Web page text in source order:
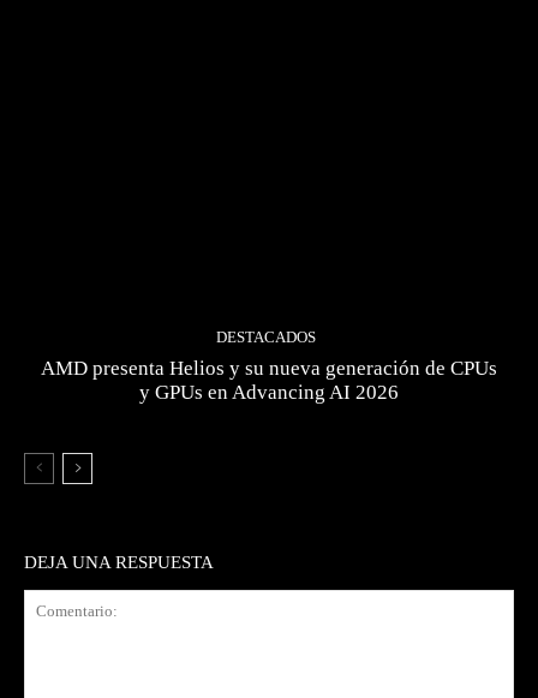
DESTACADOS
AMD presenta Helios y su nueva generación de CPUs
y GPUs en Advancing AI 2026
DEJA UNA RESPUESTA